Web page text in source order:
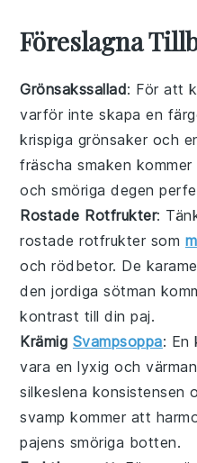
Föreslagna
Grönsakssallad: För att
varför inte skapa en
krispiga grönsaker och
fräscha smaken
och smöriga degen
Rostade Rotfrukter:
rostade rotfrukter som
ochrödbetor. De
denjordiga sötman
kontrast till din paj.
Krämig Svampsoppa: En
vara en lyxig och
silkeslena konsistensen
svamp kommer att
pajens smöriga botten.